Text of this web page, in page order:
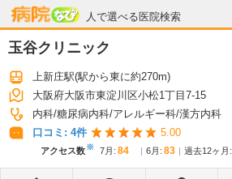
人で選べる医院検索
病院なび
玉谷クリニック
上新庄駅(駅から東に約270m)
大阪府大阪市東淀川区小松1丁目7-15
内科 糖尿病内科 アレルギー科 漢方内科
口コミ: 4件 5.00
アクセス数※ 7月 : 84 6月 : 83 過去12ヶ月: